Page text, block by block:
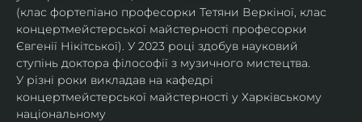
(клас фортепіано професорки Тетяни Веркіної, клас
концертмейстерської майстерності професорки
Євгенії Нікітської). У 2023 році здобув науковий
ступінь доктора філософії з музичного мистецтва.
У різні роки викладав на кафедрі
концертмейстерської майстерності у Харківському
національному